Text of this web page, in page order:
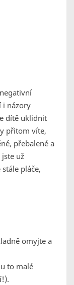
i názory
dítě uklidnit
přitom víte,
přebalené a
už
pláče,
omyjte a
to malé